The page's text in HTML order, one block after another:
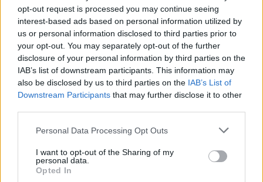
opt-out request is processed you may continue seeing
interest-based ads based on personal information utilized by
us or personal information disclosed to third parties prior to
your opt-out. You may separately opt-out of the further
disclosure of your personal information by third parties on the
IAB’s list of downstream participants. This information may
also be disclosed by us to third parties on the IAB’s List of
Downstream Participants that may further disclose it to other
Please note that this website/app uses one or more Google
not limited to your visit or usage behaviour. You may click to
grant or deny consent to Google and its third-party tags to
use your data for below specified purposes in below Google
Personal Data Processing Opt Outs
I want to opt-out of the Sharing of my
personal data.
Opted In
Σημειώνεται ότι ο νεαρός δράστης, που θα
απολογηθεί σήμερα, είχε συλληφθεί στο παρελθόν
δύο φορές, τον Μάρτιο και τον Αύγουστο του 2022,
για δύο ληστείες και για περιστατικό
ενδοοικογενειακής βίας. Στην δεύτερη περίπτωση
μάλιστα, είχε οδηγηθεί στο Τμήμα μαζί με τον
Το χρονικό